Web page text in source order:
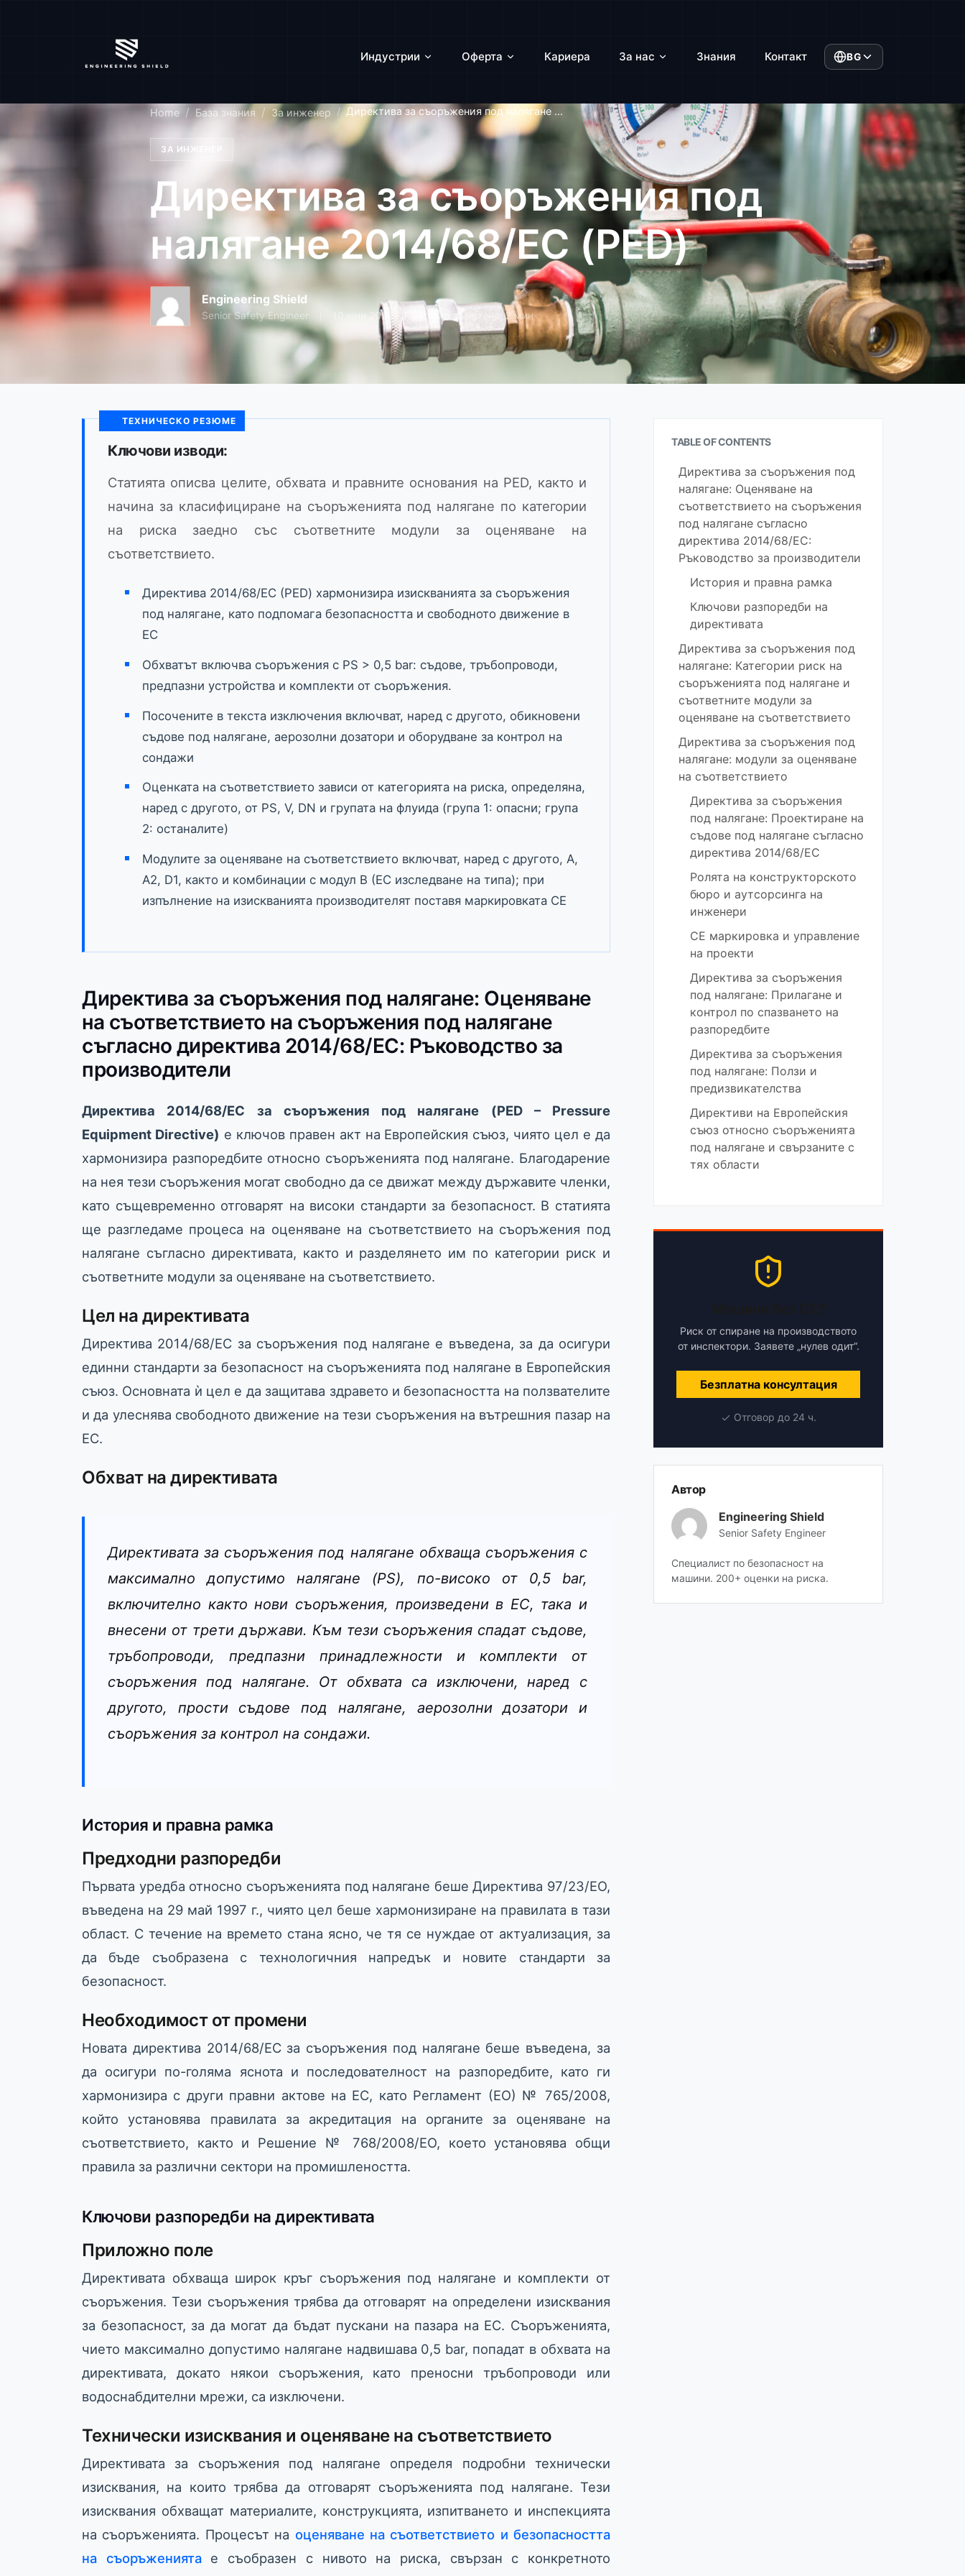
Индустрии Оферта Кариера За нас Знания Контакт BG
Home База знания За инженер Директива за съоръжения под налягане ...
ЗА ИНЖЕНЕР
Директива за съоръжения под
налягане 2014/68/ЕС (PED)
Engineering Shield
Senior Safety Engineer 10 юни 2024 Време за четене: 2 мин
ТЕХНИЧЕСКО РЕЗЮМЕ
Ключови изводи:
Статията описва целите, обхвата и правните основания на PED, както и
начина за класифициране на съоръженията под налягане по категории
на риска заедно със съответните модули за оценяване на
съответствието.
Директива 2014/68/ЕС (PED) хармонизира изискванията за съоръжения
под налягане, като подпомага безопасността и свободното движение в
ЕС
Обхватът включва съоръжения с PS > 0,5 bar: съдове, тръбопроводи,
предпазни устройства и комплекти от съоръжения.
Посочените в текста изключения включват, наред с другото, обикновени
съдове под налягане, аерозолни дозатори и оборудване за контрол на
сондажи
Оценката на съответствието зависи от категорията на риска, определяна,
наред с другото, от PS, V, DN и групата на флуида (група 1: опасни; група
2: останалите)
Модулите за оценяване на съответствието включват, наред с другото, A,
A2, D1, както и комбинации с модул B (ЕС изследване на типа); при
изпълнение на изискванията производителят поставя маркировката CE
Директива за съоръжения под налягане: Оценяване
на съответствието на съоръжения под налягане
съгласно директива 2014/68/ЕС: Ръководство за
производители
Директива 2014/68/ЕС за съоръжения под налягане (PED – Pressure
Equipment Directive) е ключов правен акт на Европейския съюз, чиято цел е да
хармонизира разпоредбите относно съоръженията под налягане. Благодарение
на нея тези съоръжения могат свободно да се движат между държавите членки,
като същевременно отговарят на високи стандарти за безопасност. В статията
ще разгледаме процеса на оценяване на съответствието на съоръжения под
налягане съгласно директивата, както и разделянето им по категории риск и
съответните модули за оценяване на съответствието.
Цел на директивата
Директива 2014/68/ЕС за съоръжения под налягане е въведена, за да осигури
единни стандарти за безопасност на съоръженията под налягане в Европейския
съюз. Основната ѝ цел е да защитава здравето и безопасността на ползвателите
и да улеснява свободното движение на тези съоръжения на вътрешния пазар на
ЕС.
Обхват на директивата
Директивата за съоръжения под налягане обхваща съоръжения с
максимално допустимо налягане (PS), по-високо от 0,5 bar,
включително както нови съоръжения, произведени в ЕС, така и
внесени от трети държави. Към тези съоръжения спадат съдове,
тръбопроводи, предпазни принадлежности и комплекти от
съоръжения под налягане. От обхвата са изключени, наред с
другото, прости съдове под налягане, аерозолни дозатори и
съоръжения за контрол на сондажи.
История и правна рамка
Предходни разпоредби
Първата уредба относно съоръженията под налягане беше Директива 97/23/ЕО,
въведена на 29 май 1997 г., чиято цел беше хармонизиране на правилата в тази
област. С течение на времето стана ясно, че тя се нуждае от актуализация, за
да бъде съобразена с технологичния напредък и новите стандарти за
безопасност.
Необходимост от промени
Новата директива 2014/68/ЕС за съоръжения под налягане беше въведена, за
да осигури по-голяма яснота и последователност на разпоредбите, като ги
хармонизира с други правни актове на ЕС, като Регламент (ЕО) № 765/2008,
който установява правилата за акредитация на органите за оценяване на
съответствието, както и Решение № 768/2008/ЕО, което установява общи
правила за различни сектори на промишлеността.
Ключови разпоредби на директивата
Приложно поле
Директивата обхваща широк кръг съоръжения под налягане и комплекти от
съоръжения. Тези съоръжения трябва да отговарят на определени изисквания
за безопасност, за да могат да бъдат пускани на пазара на ЕС. Съоръженията,
чието максимално допустимо налягане надвишава 0,5 bar, попадат в обхвата на
директивата, докато някои съоръжения, като преносни тръбопроводи или
водоснабдителни мрежи, са изключени.
Технически изисквания и оценяване на съответствието
Директивата за съоръжения под налягане определя подробни технически
изисквания, на които трябва да отговарят съоръженията под налягане. Тези
изисквания обхващат материалите, конструкцията, изпитването и инспекцията
на съоръженията. Процесът на оценяване на съответствието и безопасността
на съоръжениятае съобразен с нивото на риска, свързан с конкретното
TABLE OF CONTENTS
Директива за съоръжения под
налягане: Оценяване на
съответствието на съоръжения
под налягане съгласно
директива 2014/68/ЕС:
Ръководство за производители
История и правна рамка
Ключови разпоредби на
директивата
Директива за съоръжения под
налягане: Категории риск на
съоръженията под налягане и
съответните модули за
оценяване на съответствието
Директива за съоръжения под
налягане: модули за оценяване
на съответствието
Директива за съоръжения
под налягане: Проектиране на
съдове под налягане съгласно
директива 2014/68/ЕС
Ролята на конструкторското
бюро и аутсорсинга на
инженери
CE маркировка и управление
на проекти
Директива за съоръжения
под налягане: Прилагане и
контрол по спазването на
разпоредбите
Директива за съоръжения
под налягане: Ползи и
предизвикателства
Директиви на Европейския
съюз относно съоръженията
под налягане и свързаните с
тях области
Риск от спиране на производството
от инспектори. Заявете „нулев одит“.
Безплатна консултация
Отговор до 24 ч.
Автор
Engineering Shield
Senior Safety Engineer
Специалист по безопасност на
машини. 200+ оценки на риска.